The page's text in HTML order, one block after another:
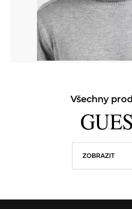
Všechny
ZOBRAZIT